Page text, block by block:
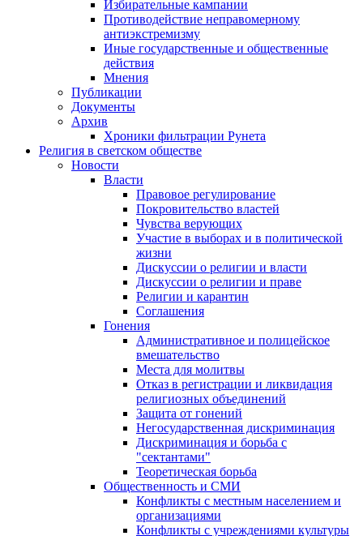
Избирательные кампании
Противодействие неправомерному
антиэкстремизму
Иные государственные и общественные
действия
Мнения
Публикации
Документы
Архив
Хроники фильтрации Рунета
Религия в светском обществе
Новости
Власти
Правовое регулирование
Покровительство властей
Чувства верующих
Участие в выборах и в политической
жизни
Дискуссии о религии и власти
Дискуссии о религии и праве
Религии и карантин
Соглашения
Гонения
Административное и полицейское
вмешательство
Места для молитвы
Отказ в регистрации и ликвидация
религиозных объединений
Защита от гонений
Негосударственная дискриминация
Дискриминация и борьба с
"сектантами"
Теоретическая борьба
Общественность и СМИ
Конфликты с местным населением и
организациями
Конфликты с учреждениями культуры